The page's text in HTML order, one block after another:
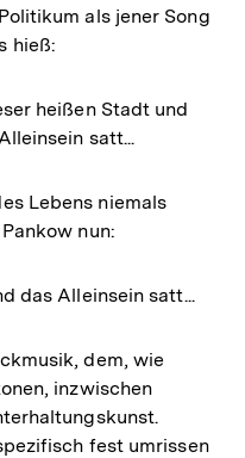
als jener Song
hieß:
heißen Stadt und
satt...
Lebens niemals
nun:
das Alleinsein satt...
dem, wie
inzwischen
fest umrissen